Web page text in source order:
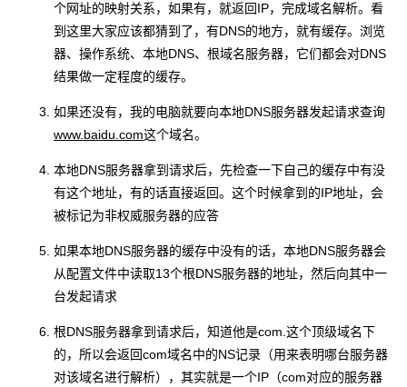
个网址的映射关系，如果有，就返回IP，完成域名解析。看
到这里大家应该都猜到了，有DNS的地方，就有缓存。浏览
器、操作系统、本地DNS、根域名服务器，它们都会对DNS
结果做一定程度的缓存。
如果还没有，我的电脑就要向本地DNS服务器发起请求查询
www.baidu.com这个域名。
本地DNS服务器拿到请求后，先检查一下自己的缓存中有没
有这个地址，有的话直接返回。这个时候拿到的IP地址，会
被标记为非权威服务器的应答
如果本地DNS服务器的缓存中没有的话，本地DNS服务器会
从配置文件中读取13个根DNS服务器的地址，然后向其中一
台发起请求
根DNS服务器拿到请求后，知道他是com.这个顶级域名下
的，所以会返回com域名中的NS记录（用来表明哪台服务器
对该域名进行解析），其实就是一个IP（com对应的服务器